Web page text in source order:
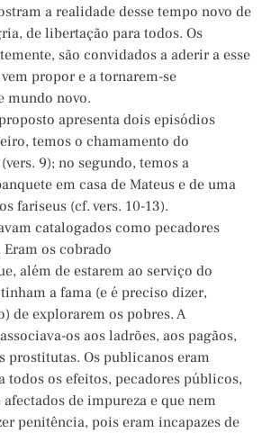
a realidade desse tempo novo de
de libertação para todos. Os
são convidados a aderir a esse
vem propor e a tornarem-se
mundo novo.
apresenta dois episódios
temos o chamamento do
9); no segundo, temos a
em casa de Mateus e de uma
fariseus (cf. vers. 10-13).
catalogados como pecadores
os cobrado
além de estarem ao serviço do
a fama (e é preciso dizer,
de explorarem os pobres. A
os aos ladrões, aos pagãos,
prostitutas. Os publicanos eram
todos os efeitos, pecadores públicos,
de impureza e que nem
penitência, pois eram incapazes de